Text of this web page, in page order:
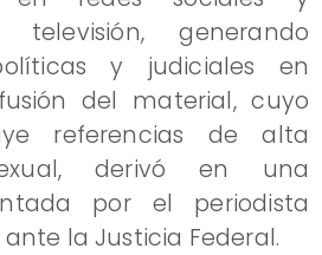
generando
y judiciales en
del material, cuyo
referencias de alta
derivó en una
por el periodista
ante la Justicia Federal.